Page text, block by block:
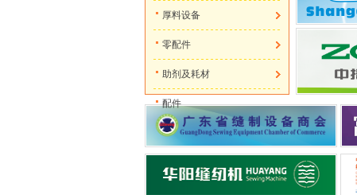
厚料设备
零配件
助剂及耗材
配件